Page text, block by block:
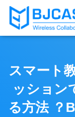
スマート
ッション
る方法 ？